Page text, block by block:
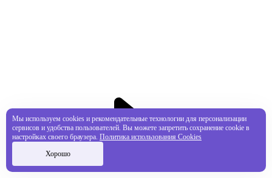
Мы используем cookies и рекомендательные технологии для персонализации
сервисов и удобства пользователей. Вы можете запретить сохранение cookie в
настройках своего браузера. Политика использования Cookies
Хорошо